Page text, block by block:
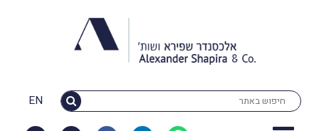
EN